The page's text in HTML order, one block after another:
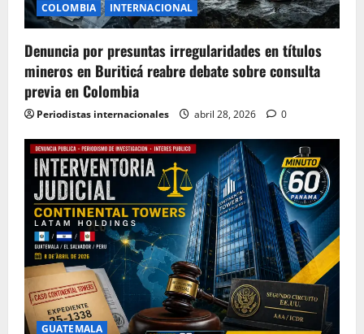
COLOMBIA INTERNACIONAL
Denuncia por presuntas irregularidades en títulos
mineros en Buriticá reabre debate sobre consulta
previa en Colombia
Periodistas internacionales abril 28, 2026 0
GUATEMALA